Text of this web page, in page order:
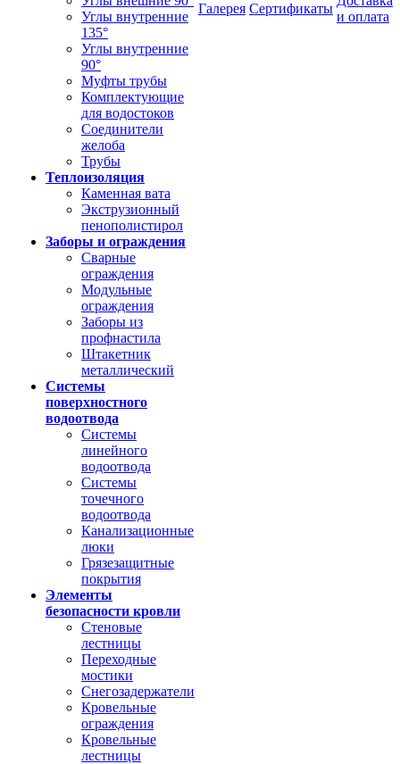
Углы внутренние
135°
Углы внутренние
90°
Муфты трубы
Комплектующие
для водостоков
Соединители
желоба
Трубы
Теплоизоляция
Каменная вата
Экструзионный
пенополистирол
Заборы и ограждения
Сварные
ограждения
Модульные
ограждения
Заборы из
профнастила
Штакетник
металлический
Системы
поверхностного
водоотвода
Системы
линейного
водоотвода
Системы
точечного
водоотвода
Канализационные
люки
Грязезащитные
покрытия
Элементы
безопасности кровли
Стеновые
лестницы
Переходные
мостики
Снегозадержатели
Кровельные
ограждения
Кровельные
лестницы
Галерея Сертификаты
и оплата